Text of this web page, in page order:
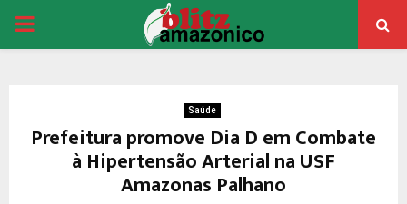
PRIMARY
Saúde
Prefeitura promove Dia D em Combate
à Hipertensão Arterial na USF
Amazonas Palhano